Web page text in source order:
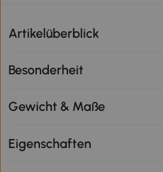
Artikelüberblick
Besonderheit
Gewicht & Maße
Eigenschaften